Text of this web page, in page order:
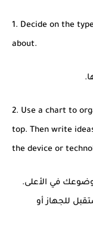
1. Decide on the
about.
2. Use a chart to
top. Then write
the device or
في الأعلى.
للجهاز أو